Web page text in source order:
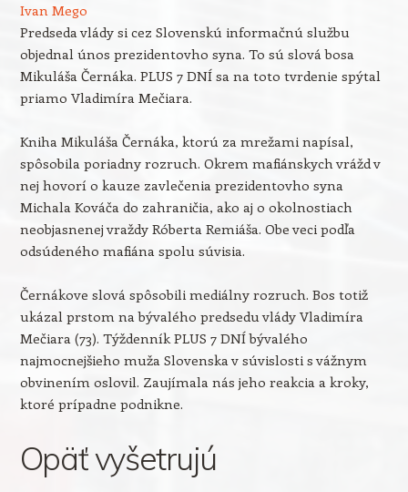
Ivan Mego
Predseda vlády si cez Slovenskú informačnú službu
objednal únos prezidentovho syna. To sú slová bosa
Mikuláša Černáka. PLUS 7 DNÍ sa na toto tvrdenie spýtal
priamo Vladimíra Mečiara.
Kniha Mikuláša Černáka, ktorú za mrežami napísal,
spôsobila poriadny rozruch. Okrem mafiánskych vrážd v
nej hovorí o kauze zavlečenia prezidentovho syna
Michala Kováča do zahraničia, ako aj o okolnostiach
neobjasnenej vraždy Róberta Remiáša. Obe veci podľa
odsúdeného mafiána spolu súvisia.
Černákove slová spôsobili mediálny rozruch. Bos totiž
ukázal prstom na bývalého predsedu vlády Vladimíra
Mečiara (73). Týždenník PLUS 7 DNÍ bývalého
najmocnejšieho muža Slovenska v súvislosti s vážnym
obvinením oslovil. Zaujímala nás jeho reakcia a kroky,
ktoré prípadne podnikne.
Opäť vyšetrujú